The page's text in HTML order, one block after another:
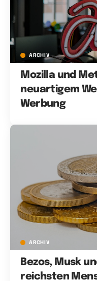
ARCHIV
Mozilla und
neuartigem
Werbung
ARCHIV
Bezos, Musk
reichsten